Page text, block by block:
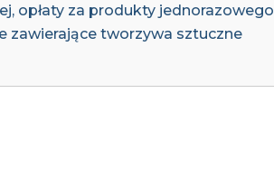
opłaty za produkty jednorazowego
zawierające tworzywa sztuczne